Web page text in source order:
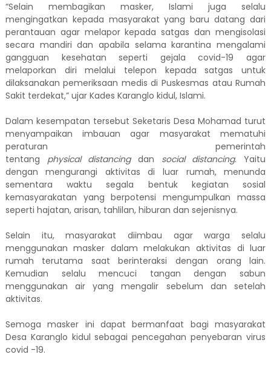
“Selain membagikan masker, Islami juga selalu
mengingatkan kepada masyarakat yang baru datang dari
perantauan agar melapor kepada satgas dan mengisolasi
secara mandiri dan apabila selama karantina mengalami
gangguan kesehatan seperti gejala covid-19 agar
melaporkan diri melalui telepon kepada satgas untuk
dilaksanakan pemeriksaan medis di Puskesmas atau Rumah
Sakit terdekat,” ujar Kades Karanglo kidul, Islami.
Dalam kesempatan tersebut Seketaris Desa Mohamad turut
menyampaikan imbauan agar masyarakat mematuhi
peraturan pemerintah
tentang physicaldistancingdan social distancing. Yaitu
dengan mengurangi aktivitas di luar rumah, menunda
sementara waktu segala bentuk kegiatan sosial
kemasyarakatan yang berpotensi mengumpulkan massa
seperti hajatan, arisan, tahlilan, hiburan dan sejenisnya.
Selain itu, masyarakat diimbau agar warga selalu
menggunakan masker dalam melakukan aktivitas di luar
rumah terutama saat berinteraksi dengan orang lain.
Kemudian selalu mencuci tangan dengan sabun
menggunakan air yang mengalir sebelum dan setelah
aktivitas.
Semoga masker ini dapat bermanfaat bagi masyarakat
Desa Karanglo kidul sebagai pencegahan penyebaran virus
covid -19.